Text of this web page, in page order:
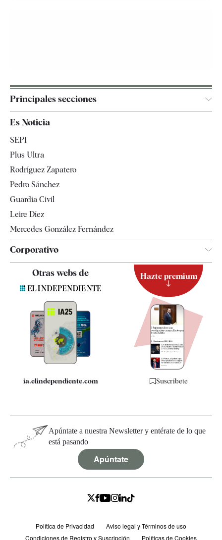
Principales secciones
España
Televisión
Es Noticia
SEPI
Plus Ultra
Rodríguez Zapatero
Pedro Sánchez
Guardia Civil
Leire Díez
Mercedes González Fernández
Corporativo
Contacto
Quiénes somos
Especificaciones
Otras webs de
ia.elindependiente.com
Hazte premium
Suscríbete
Apúntate a nuestra Newsletter y entérate de lo que
está pasando
Apúntate
Política de Privacidad
Aviso legal y Términos de uso
Condiciones de Registro y Suscripción
Políticas de Cookies